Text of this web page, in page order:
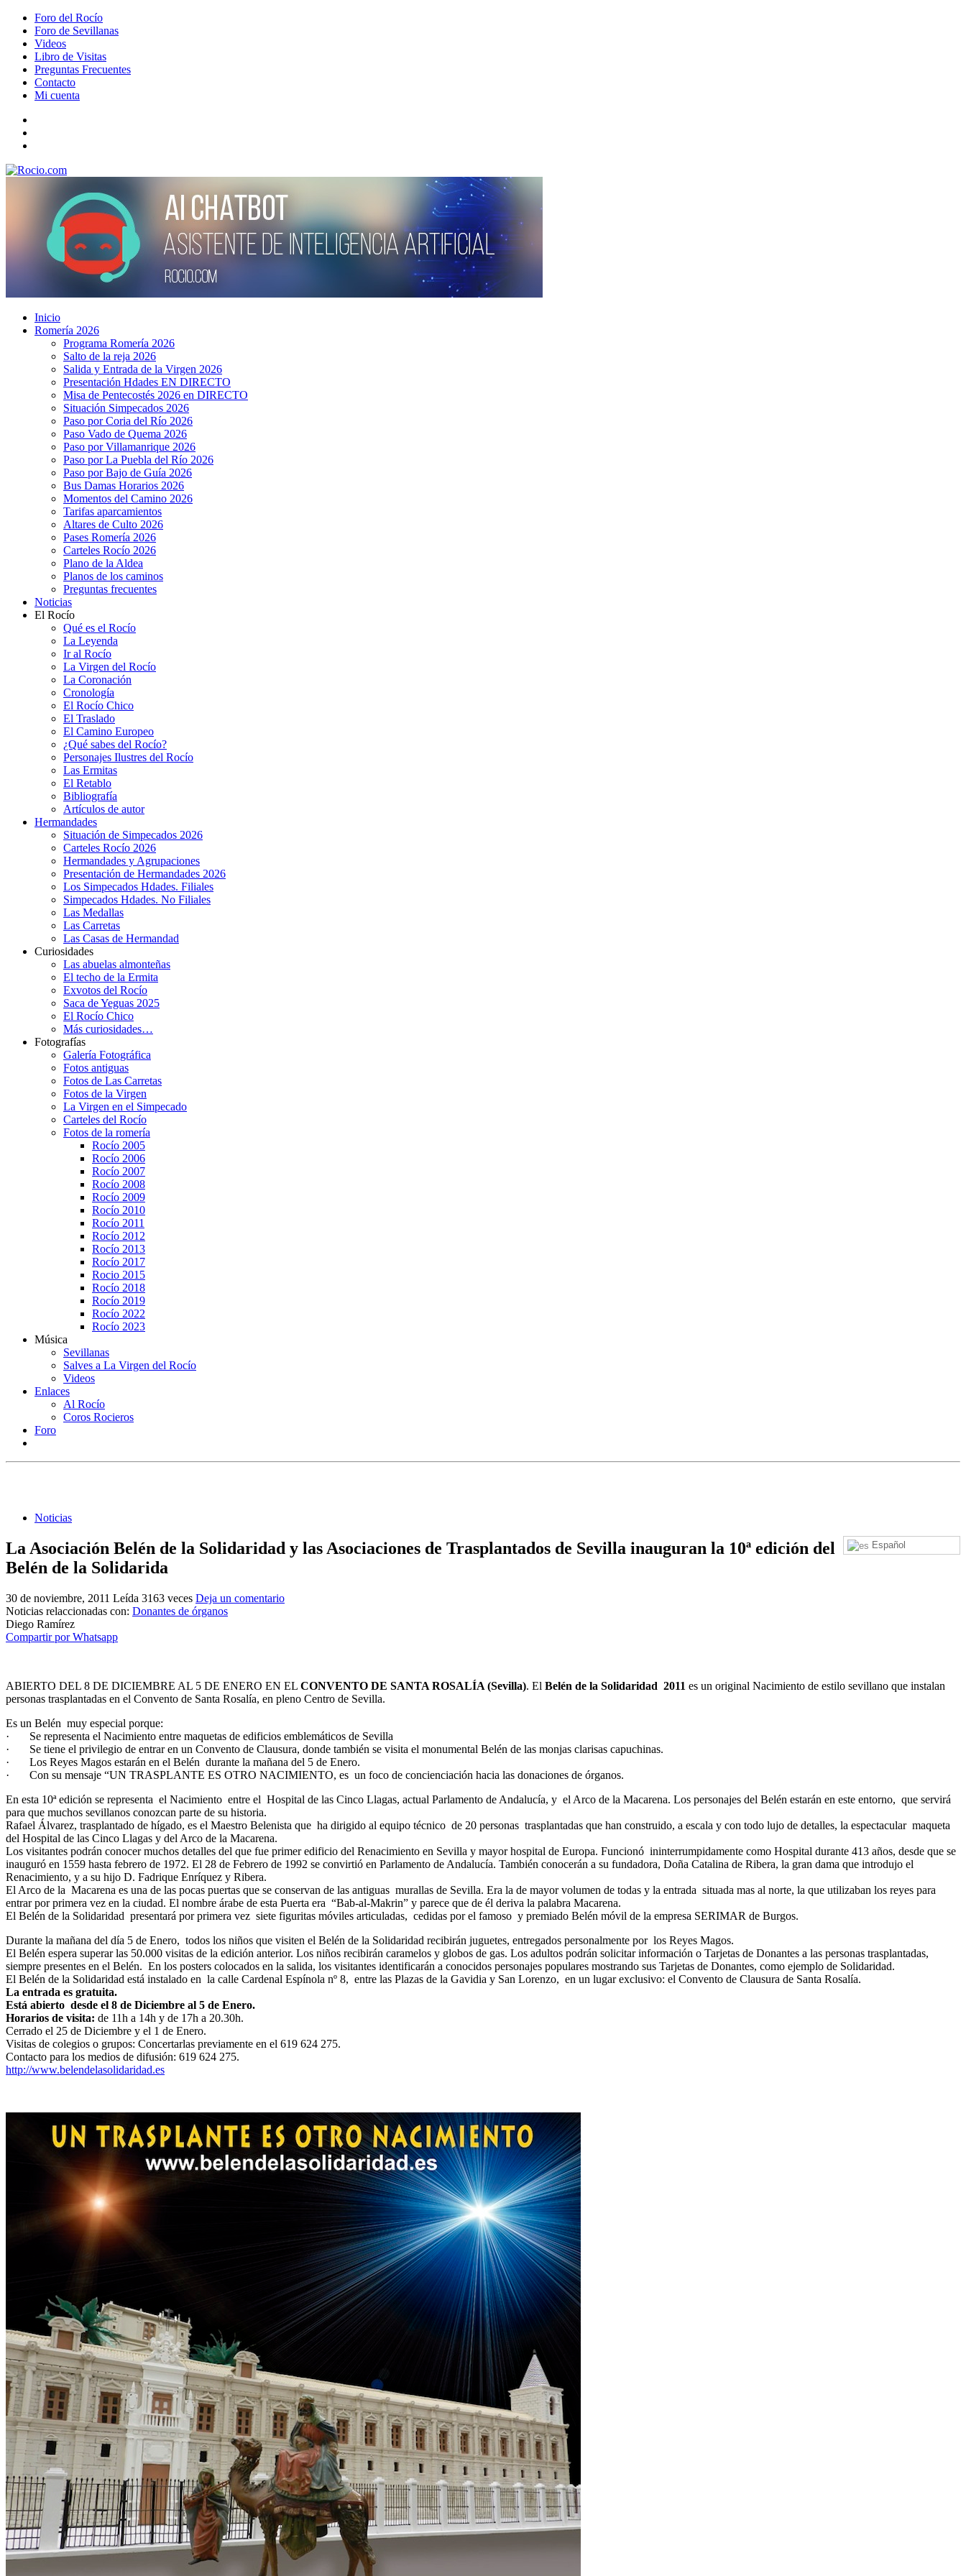
Foro del Rocío
Foro de Sevillanas
Videos
Libro de Visitas
Preguntas Frecuentes
Contacto
Mi cuenta
Inicio
Romería 2026
Programa Romería 2026
Salto de la reja 2026
Salida y Entrada de la Virgen 2026
Presentación Hdades EN DIRECTO
Misa de Pentecostés 2026 en DIRECTO
Situación Simpecados 2026
Paso por Coria del Río 2026
Paso Vado de Quema 2026
Paso por Villamanrique 2026
Paso por La Puebla del Río 2026
Paso por Bajo de Guía 2026
Bus Damas Horarios 2026
Momentos del Camino 2026
Tarifas aparcamientos
Altares de Culto 2026
Pases Romería 2026
Carteles Rocío 2026
Plano de la Aldea
Planos de los caminos
Preguntas frecuentes
Noticias
El Rocío
Qué es el Rocío
La Leyenda
Ir al Rocío
La Virgen del Rocío
La Coronación
Cronología
El Rocío Chico
El Traslado
El Camino Europeo
¿Qué sabes del Rocío?
Personajes Ilustres del Rocío
Las Ermitas
El Retablo
Bibliografía
Artículos de autor
Hermandades
Situación de Simpecados 2026
Carteles Rocío 2026
Hermandades y Agrupaciones
Presentación de Hermandades 2026
Los Simpecados Hdades. Filiales
Simpecados Hdades. No Filiales
Las Medallas
Las Carretas
Las Casas de Hermandad
Curiosidades
Las abuelas almonteñas
El techo de la Ermita
Exvotos del Rocío
Saca de Yeguas 2025
El Rocío Chico
Más curiosidades…
Fotografías
Galería Fotográfica
Fotos antiguas
Fotos de Las Carretas
Fotos de la Virgen
La Virgen en el Simpecado
Carteles del Rocío
Fotos de la romería
Rocío 2005
Rocío 2006
Rocío 2007
Rocío 2008
Rocío 2009
Rocío 2010
Rocío 2011
Rocío 2012
Rocío 2013
Rocío 2017
Rocio 2015
Rocío 2018
Rocío 2019
Rocío 2022
Rocío 2023
Música
Sevillanas
Salves a La Virgen del Rocío
Videos
Enlaces
Al Rocío
Coros Rocieros
Foro
Noticias
Español
La Asociación Belén de la Solidaridad y las Asociaciones de Trasplantados de Sevilla inauguran la 10ª edición del
Belén de la Solidarida
30 de noviembre, 2011 Leída 3163 veces Deja un comentario
Noticias relaccionadas con: Donantes de órganos
Diego Ramírez
Compartir por Whatsapp
ABIERTO DEL 8 DE DICIEMBRE AL 5 DE ENERO EN EL CONVENTO DE SANTA ROSALÍA (Sevilla). El Belén de la Solidaridad 2011 es un original Nacimiento de estilo sevillano que instalan
personas trasplantadas en el Convento de Santa Rosalía, en pleno Centro de Sevilla.
Es un Belén muy especial porque:
· Se representa el Nacimiento entre maquetas de edificios emblemáticos de Sevilla
· Se tiene el privilegio de entrar en un Convento de Clausura, donde también se visita el monumental Belén de las monjas clarisas capuchinas.
· Los Reyes Magos estarán en el Belén durante la mañana del 5 de Enero.
· Con su mensaje “UN TRASPLANTE ES OTRO NACIMIENTO, es un foco de concienciación hacia las donaciones de órganos.
En esta 10ª edición se representa el Nacimiento entre el Hospital de las Cinco Llagas, actual Parlamento de Andalucía, y el Arco de la Macarena. Los personajes del Belén estarán en este entorno, que servirá
para que muchos sevillanos conozcan parte de su historia.
Rafael Álvarez, trasplantado de hígado, es el Maestro Belenista que ha dirigido al equipo técnico de 20 personas trasplantadas que han construido, a escala y con todo lujo de detalles, la espectacular maqueta
del Hospital de las Cinco Llagas y del Arco de la Macarena.
Los visitantes podrán conocer muchos detalles del que fue primer edificio del Renacimiento en Sevilla y mayor hospital de Europa. Funcionó ininterrumpidamente como Hospital durante 413 años, desde que se
inauguró en 1559 hasta febrero de 1972. El 28 de Febrero de 1992 se convirtió en Parlamento de Andalucía. También conocerán a su fundadora, Doña Catalina de Ribera, la gran dama que introdujo el
Renacimiento, y a su hijo D. Fadrique Enríquez y Ribera.
El Arco de la Macarena es una de las pocas puertas que se conservan de las antiguas murallas de Sevilla. Era la de mayor volumen de todas y la entrada situada mas al norte, la que utilizaban los reyes para
entrar por primera vez en la ciudad. El nombre árabe de esta Puerta era “Bab-al-Makrin” y parece que de él deriva la palabra Macarena.
El Belén de la Solidaridad presentará por primera vez siete figuritas móviles articuladas, cedidas por el famoso y premiado Belén móvil de la empresa SERIMAR de Burgos.
Durante la mañana del día 5 de Enero, todos los niños que visiten el Belén de la Solidaridad recibirán juguetes, entregados personalmente por los Reyes Magos.
El Belén espera superar las 50.000 visitas de la edición anterior. Los niños recibirán caramelos y globos de gas. Los adultos podrán solicitar información o Tarjetas de Donantes a las personas trasplantadas,
siempre presentes en el Belén. En los posters colocados en la salida, los visitantes identificarán a conocidos personajes populares mostrando sus Tarjetas de Donantes, como ejemplo de Solidaridad.
El Belén de la Solidaridad está instalado en la calle Cardenal Espínola nº 8, entre las Plazas de la Gavidia y San Lorenzo, en un lugar exclusivo: el Convento de Clausura de Santa Rosalía.
La entrada es gratuita.
Está abierto desde el 8 de Diciembre al 5 de Enero.
Horarios de visita: de 11h a 14h y de 17h a 20.30h.
Cerrado el 25 de Diciembre y el 1 de Enero.
Visitas de colegios o grupos: Concertarlas previamente en el 619 624 275.
Contacto para los medios de difusión: 619 624 275.
http://www.belendelasolidaridad.es